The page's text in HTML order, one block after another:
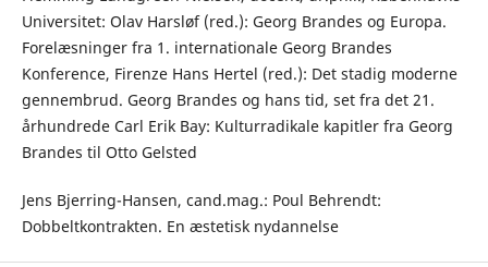
Universitet: Olav Harsløf (red.): Georg Brandes og Europa.
Forelæsninger fra 1. internationale Georg Brandes
Konference, Firenze Hans Hertel (red.): Det stadig moderne
gennembrud. Georg Brandes og hans tid, set fra det 21.
århundrede Carl Erik Bay: Kulturradikale kapitler fra Georg
Brandes til Otto Gelsted
Jens Bjerring-Hansen, cand.mag.: Poul Behrendt:
Dobbeltkontrakten. En æstetisk nydannelse